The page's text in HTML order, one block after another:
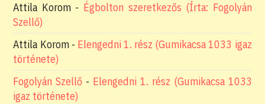
Attila Korom- Égbolton szeretkezős (Írta: Fogolyán
Szellő)
Attila Korom- Elengedni 1. rész (Gumikacsa 1033 igaz
története)
Fogolyán Szellő - Elengedni 1. rész (Gumikacsa 1033
igaz története)